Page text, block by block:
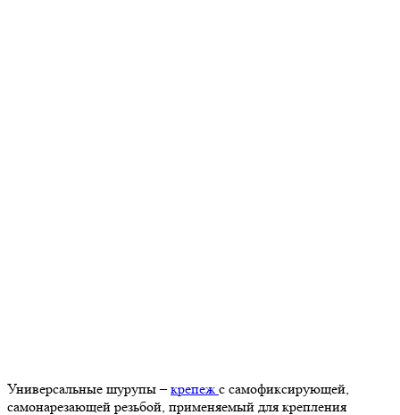
Универсальные шурупы –крепеж с самофиксирующей,
самонарезающей резьбой, применяемый для крепления